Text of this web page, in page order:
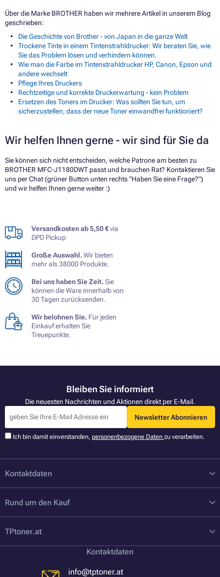
Über die Marke BROTHER haben wir mehrere Artikel in unserem Blog
geschrieben:
Die Geschichte von Brother - von Japan in die ganze Welt
Trockene Tinte in einem Tintenstrahldrucker: Wir beraten Sie, wie
Sie das Problem lösen und verhindern können.
Wie man die Farbe im Tintenstrahldrucker HP, Canon, Epson und
andere wechselt
Pflege Ihres Druckers
Rechtzeitige und korrekte Druckerwartung - kein Problem
Ersetzen des Toners im Drucker: Was sollten Sie tun, um
sicherzustellen, dass der neue Toner einwandfrei funktioniert?
Wir helfen Ihnen gerne - wir sind für Sie da
Sie können sich nicht entscheiden, welche Patrone am besten zu
BROTHER MFC-J1180DWT passt und brauchen Rat? Kontaktieren Sie
uns per Chat (grüner Button unten rechts "Haben Sie eine Frage?")
und wir helfen Ihnen gerne weiter :)
Versandkosten ab 5,50 €via
DPD Pickup
Große Auswahl.Wir bieten
mehr als 38000 Produkte.
Bei uns haben Sie Zeit.Sie
können die Ware innerhalb von
30 Tagen zurücksenden.
Wir belohnen Sie. Für jeden
Einkauf erhalten Sie
Treuepunkte.
Bleiben Sie informiert
Die neuesten Nachrichten und Aktionen direkt per E-Mail.
Newsletter Abonnieren
Ich bin damit einverstanden, personenbezogene Daten zu verarbeiten.
Kontaktdaten
Rund um den Kauf
TPtoner.at
Kontaktdaten
info@tptoner.at